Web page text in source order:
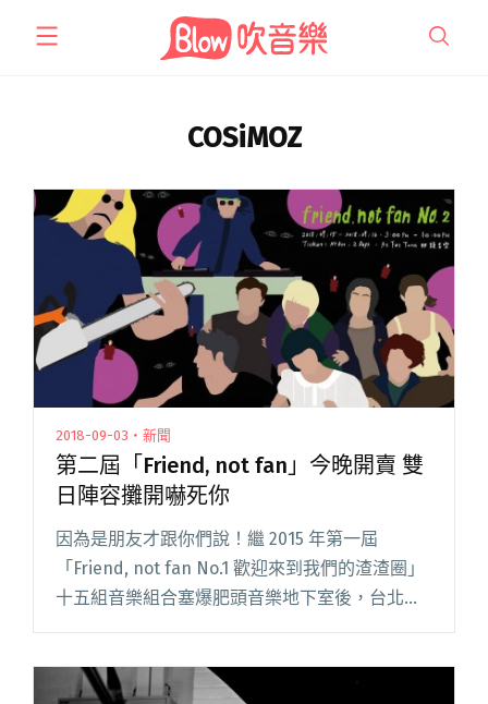
COSiMOZ
2018-09-03・新聞
第二屆「Friend, not fan」今晚開賣 雙
日陣容攤開嚇死你
因為是朋友才跟你們說！繼 2015 年第一屆
「Friend, not fan No.1 歡迎來到我們的渣渣圈」
十五組音樂組合塞爆肥頭音樂地下室後，台北獨
立音樂老將組成的活動組織「LUA tpe.」再次端
全文 "第二屆「Friend, not fan」今晚開賣 雙日